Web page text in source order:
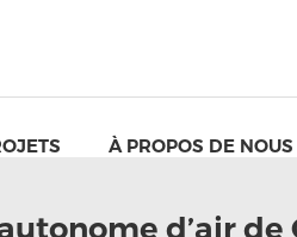
À PROPOS DE NOUS
d’air